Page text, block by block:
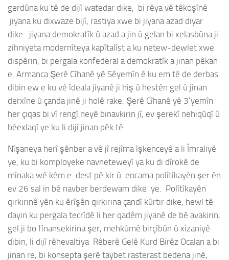
gerdûna ku tê de dijî watedar dike, bi rêya vê têkoşînê
jiyana ku dixwaze bijî, rastiya xwe bi jiyana azad diyar
dike. jiyana demokratîk û azad a jin û gelan bi xelasbûna ji
zihniyeta modernîteya kapîtalîst a ku netew-dewlet xwe
dispêrin, bi pergala konfederal a demokratîk a jinan pêkan
e. Armanca Şerê Cîhanê yê Sêyemîn ê ku em tê de derbas
dibin ew e ku vê îdeala jiyanê ji hiş û hestên gel û jinan
derxîne û çanda jinê ji holê rake. Şerê Cîhanê yê 3’yemîn
her çiqas bi vî rengî neyê binavkirin jî, ev şerekî nehiqûqî û
bêexlaqî ye ku li dijî jinan pêk tê.
Nîşaneya herî şênber a vê jî rejîma îşkenceyê a li Îmraliyê
ye, ku bi komployeke navneteweyî ya ku di dîrokê de
mînaka wê kêm e dest pê kir û encama polîtîkayên şer ên
ev 26 sal in bê navber berdewam dike ye. Polîtîkayên
qirkirinê yên ku êrîşên qirkirina çandî kûrtir dike, hewl tê
dayin ku pergala tecrîdê li her qadêm jiyanê de bê avakirin,
gel ji bo fînansekirina şer, mehkûmê birçîbûn û xizaniyê
dibin, li dijî rêhevaltiya Rêberê Gelê Kurd Birêz Ocalan a bi
jinan re, bi konsepta şerê taybet rasterast bedena jinê,